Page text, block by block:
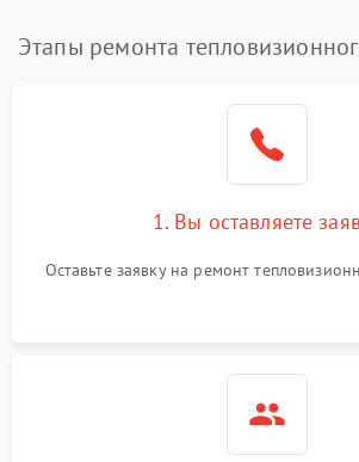
Этапы ремонта
1. Вы оставляете
Оставьте заявку на ремонт